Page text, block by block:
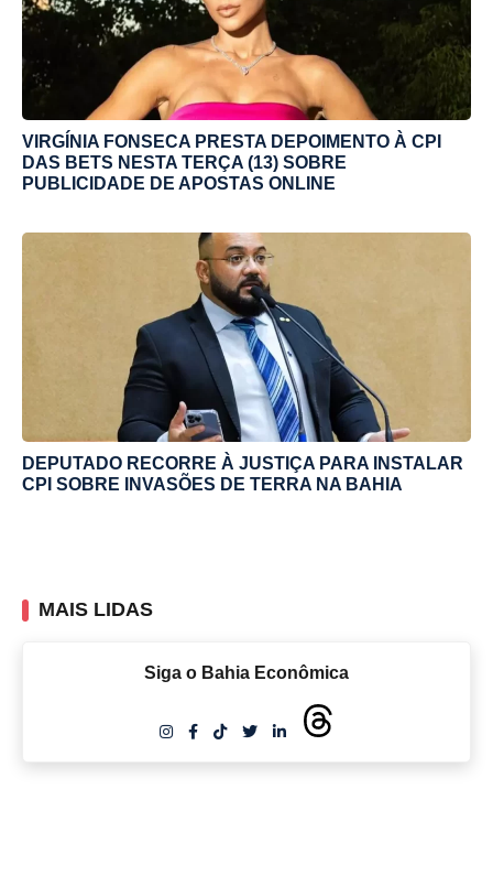
VIRGÍNIA FONSECA PRESTA DEPOIMENTO À CPI
DAS BETS NESTA TERÇA (13) SOBRE
PUBLICIDADE DE APOSTAS ONLINE
DEPUTADO RECORRE À JUSTIÇA PARA INSTALAR
CPI SOBRE INVASÕES DE TERRA NA BAHIA
MAIS LIDAS
Siga o Bahia Econômica